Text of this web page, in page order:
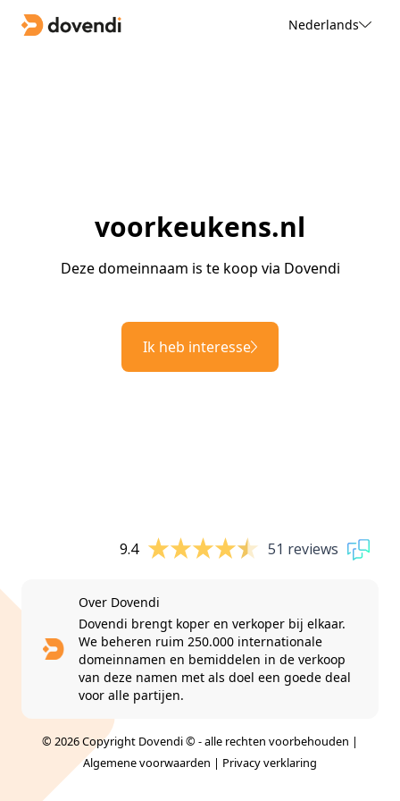
Nederlands
voorkeukens.nl
Deze domeinnaam is te koop via Dovendi
Ik heb interesse
9.4 51 reviews
Over Dovendi
Dovendi brengt koper en verkoper bij elkaar.
We beheren ruim 250.000 internationale
domeinnamen en bemiddelen in de verkoop
van deze namen met als doel een goede deal
voor alle partijen.
© 2026 Copyright Dovendi © - alle rechten voorbehouden |
Algemene voorwaarden | Privacy verklaring